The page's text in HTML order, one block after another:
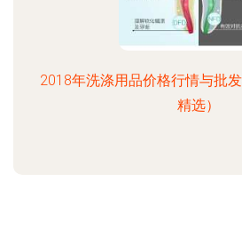
2018年洗涤用品价格行情与批
精选）